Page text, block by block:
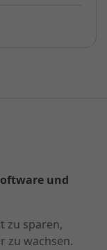
und
zu sparen,
zu wachsen.